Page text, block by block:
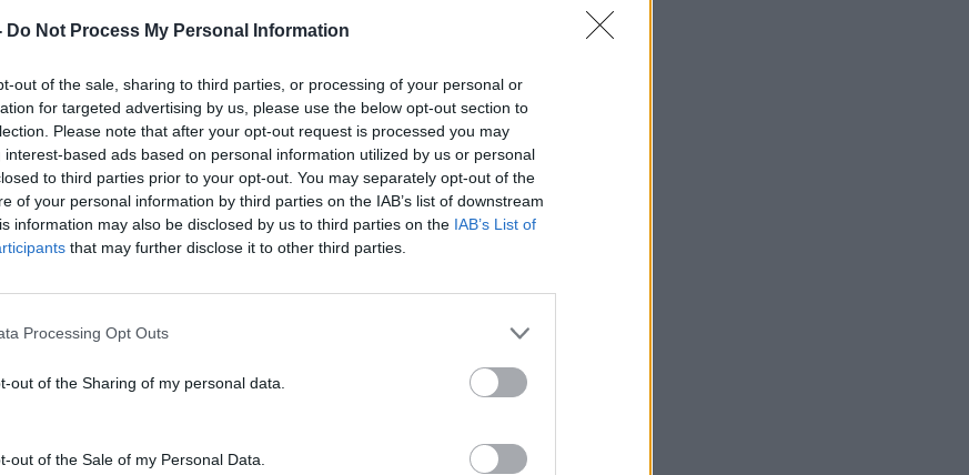
Do Not Process My Personal Information
out of the sale, sharing to third parties, or processing of your personal or
for targeted advertising by us, please use the below opt-out section to
Please note that after your opt-out request is processed you may
interest-based ads based on personal information utilized by us or personal
to third parties prior to your opt-out. You may separately opt-out of the
of your personal information by third parties on the IAB’s list of downstream
information may also be disclosed by us to third parties on the IAB’s List of
that may further disclose it to other third parties.
Processing Opt Outs
out of the Sharing of my personal data.
out of the Sale of my Personal Data.